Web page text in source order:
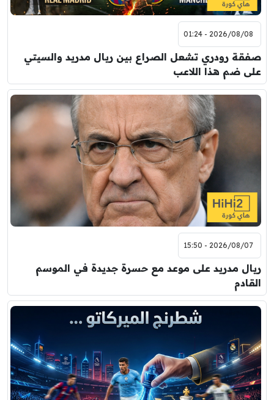
2026/08/08 - 01:24
صفقة رودري تشعل الصراع بين ريال مدريد والسيتي
على ضم هذا اللاعب
2026/08/07 - 15:50
ريال مدريد على موعد مع حسرة جديدة في الموسم
القادم